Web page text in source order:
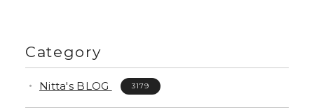
Category
Nitta's BLOG 3179